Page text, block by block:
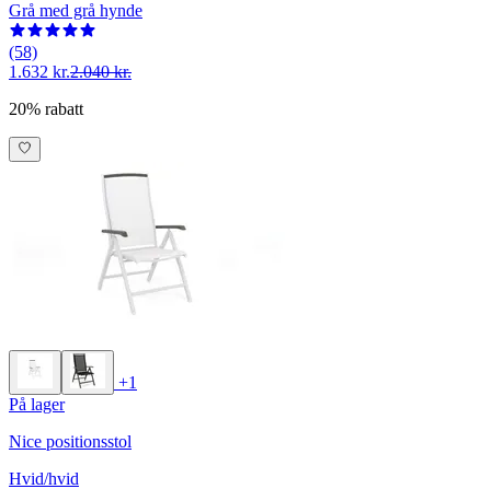
Grå med grå hynde
(58)
1.632 kr.2.040 kr.
20% rabatt
+1
På lager
Nice positionsstol
Hvid/hvid